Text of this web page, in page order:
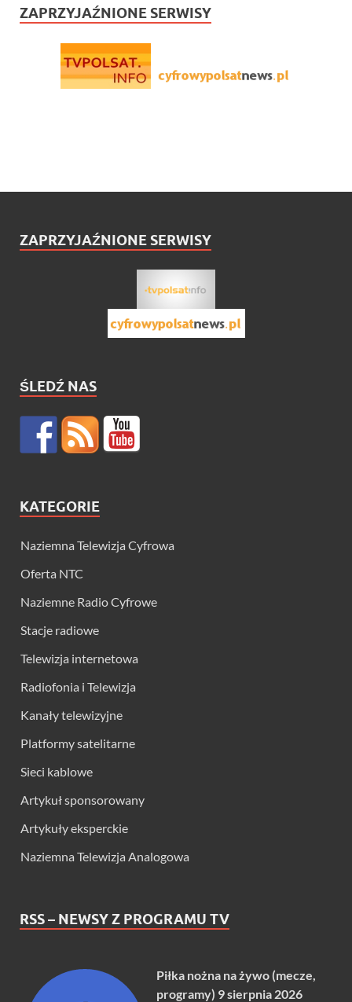
ZAPRZYJAŹNIONE SERWISY
ZAPRZYJAŹNIONE SERWISY
ŚLEDŹ NAS
KATEGORIE
Naziemna Telewizja Cyfrowa
Oferta NTC
Naziemne Radio Cyfrowe
Stacje radiowe
Telewizja internetowa
Radiofonia i Telewizja
Kanały telewizyjne
Platformy satelitarne
Sieci kablowe
Artykuł sponsorowany
Artykuły eksperckie
Naziemna Telewizja Analogowa
RSS – NEWSY Z PROGRAMU TV
Piłka nożna na żywo (mecze,
programy) 9 sierpnia 2026